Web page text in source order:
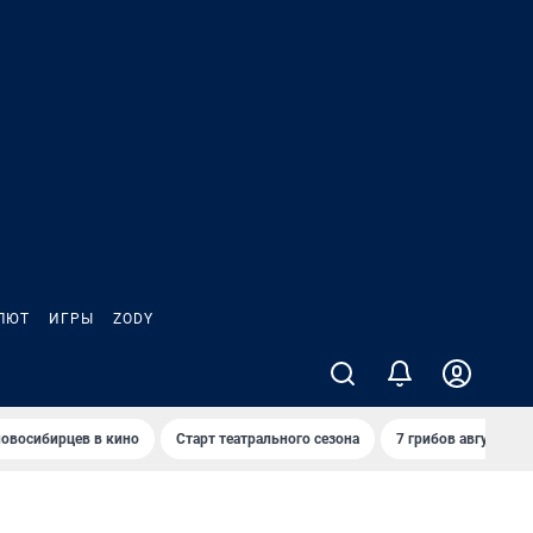
ИГРЫ ZODY
в кино Старт театрального сезона 7 грибов августа